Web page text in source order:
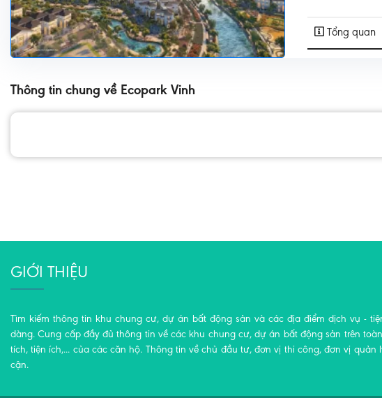
Tổng quan
Thông tin chung về Ecopark Vinh
GIỚI THIỆU
Tìm kiếm thông tin khu chung cư, dự án bất động sản và các địa điểm dịch vụ -
dàng. Cung cấp đầy đủ thông tin về các khu chung cư, dự án bất động sản trên
tích, tiện ích,... của các căn hộ. Thông tin về chủ đầu tư, đơn vị thi công, đơn vị quản
cận.